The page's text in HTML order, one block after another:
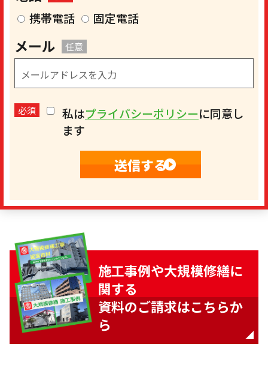
携帯電話 固定電話
メール 任意
必須 私はプライバシーポリシーに同意し
ます
施工事例や大規模修繕に
関する
資料のご請求はこちらか
ら